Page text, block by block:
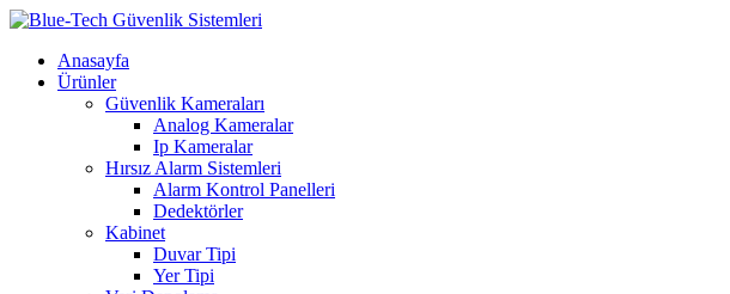
Anasayfa
Ürünler
Güvenlik Kameraları
Analog Kameralar
Ip Kameralar
Hırsız Alarm Sistemleri
Alarm Kontrol Panelleri
Dedektörler
Kabinet
Duvar Tipi
Yer Tipi